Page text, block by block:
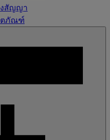
งสัญญา
ตภัณฑ์